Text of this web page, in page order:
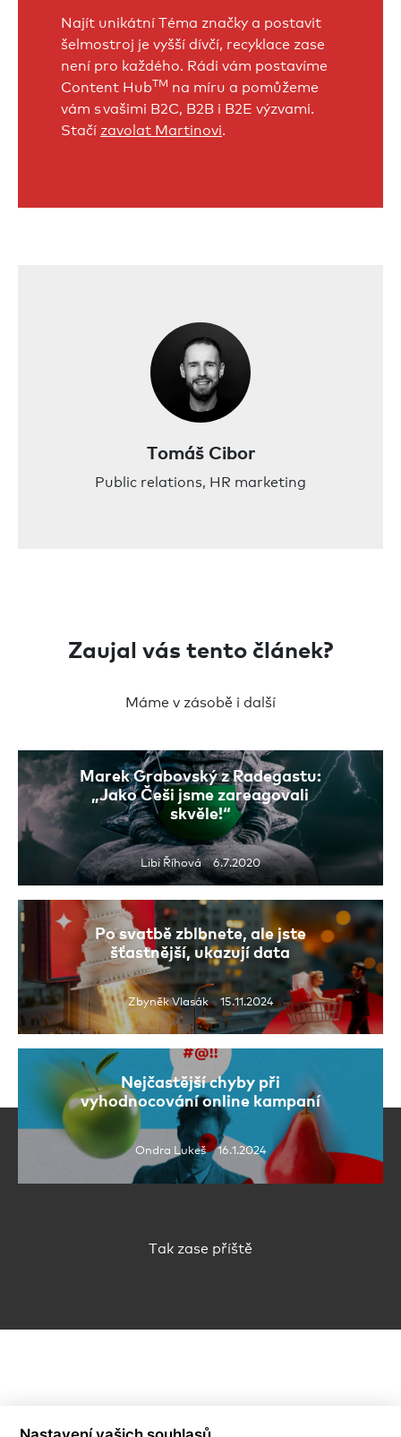
Najít unikátní Téma značky a postavit
šelmostroj je vyšší dívčí, recyklace zase
není pro každého. Rádi vám postavíme
Content HubTM na míru a pomůžeme
vám s vašimi B2C, B2B i B2E výzvami.
Stačí zavolat Martinovi
Tomáš Cibor
Public relations, HR marketing
Zaujal vás tento článek?
Máme v zásobě i další
Marek Grabovský z Radegastu:
„Jako Češi jsme zareagovali
skvěle!“
Libi Říhová 6.7.2020
Po svatbě zblbnete, ale jste
šťastnější, ukazují data
Zbyněk Vlasák 15.11.2024
Nejčastější chyby při
vyhodnocování online kampaní
Ondra Lukeš 16.1.2024
Tak zase příště